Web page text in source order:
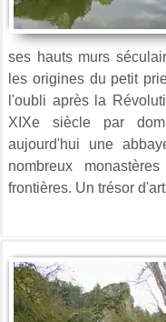
ses hauts murs
les origines du petit
l'oubli après la
XIXe siècle par
aujourd'hui une
nombreux
frontières. Un trésor